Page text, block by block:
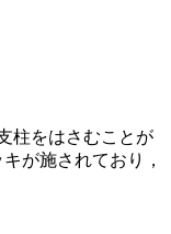
柱をはさむことが
が施されており，